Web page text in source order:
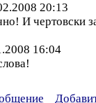
20:13
И чертовски
16:04